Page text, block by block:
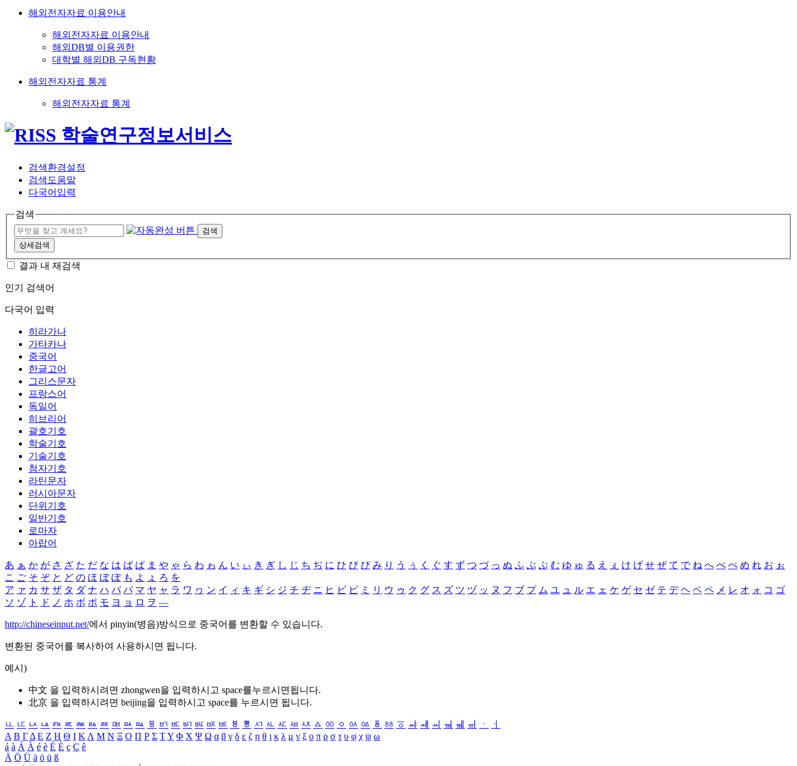
해외전자자료 이용안내
해외전자자료 이용안내
해외DB별 이용권한
대학별 해외DB 구독현황
해외전자자료 통계
해외전자자료 통계
검색환경설정
검색도움말
다국어입력
검색
검색
상세검색
결과 내 재검색
인기 검색어
다국어 입력
히라가나
가타카나
중국어
한글고어
그리스문자
프랑스어
독일어
히브리어
괄호기호
학술기호
기술기호
첨자기호
라틴문자
러시아문자
단위기호
일반기호
로마자
아랍어
あ ぁ か が さ ざ た だ な は ば ぱ ま や ゃ ら わ ゎ ん い ぃ き ぎ し じ ち ぢ に ひ び ぴ み り う ぅ く ぐ す ず つ づ っ ぬ ふ ぶ ぷ む ゆ ゅ る え ぇ け げ せ ぜ て で ね へ べ ぺ め れ お ぉ
こ ご そ ぞ と ど の ほ ぼ ぽ も よ ょ ろ を
ア ァ カ サ ザ タ ダ ナ ハ バ パ マ ヤ ャ ラ ワ ヮ ン イ ィ キ ギ シ ジ チ ヂ ニ ヒ ビ ピ ミ リ ウ ゥ ク グ ス ズ ツ ヅ ッ ヌ フ ブ プ ム ユ ュ ル エ ェ ケ ゲ セ ゼ テ デ ヘ ベ ペ メ レ オ ォ コ ゴ
ソ ゾ ト ド ノ ホ ボ ポ モ ヨ ョ ロ ヲ ―
http://chineseinput.net/에서 pinyin(병음)방식으로 중국어를 변환할 수 있습니다.
변환된 중국어를 복사하여 사용하시면 됩니다.
예시)
中文 을 입력하시려면 zhongwen을 입력하시고 space를누르시면됩니다.
北京 을 입력하시려면 beijing을 입력하시고 space를 누르시면 됩니다.
ㅥ ㅦ ㅧ ㅨ ㅩ ㅪ ㅫ ㅬ ㅭ ㅮ ㅯ ㅰ ㅱ ㅲ ㅳ ㅴ ㅵ ㅶ ㅷ ㅸ ㅹ ㅺ ㅻ ㅼ ㅽ ㅾ ㅿ ㆀ ㆁ ㆂ ㆃ ㆄ ㆅ ㆆ ㆇ ㆈ ㆉ ㆊ ㆋ ㆌ ㆍ
ㆎ
Α Β ΓΔ Ε Ζ Η Θ Ι ΚΛ Μ Ν Ξ Ο Π Ρ Σ ΤΥ Φ Χ Ψ Ω α β γ δ ε ζ η θ ι κ λ μ ν ξ ο π ρ σ τ υ φ χ ψ ω
á à Á À é è É È ç Ç ê
Ä Ö Ü ä ö ü ß